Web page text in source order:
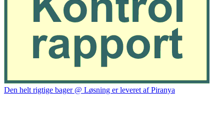
Den helt rigtige bager @ Løsning er leveret af Piranya